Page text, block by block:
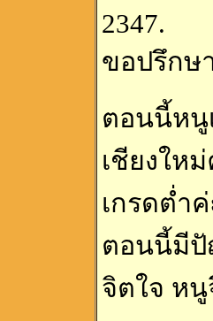
2347.
ขอปรึกษ
ตอนนี้หนู
เชียงให
เกรดต่ำค่
ตอนนี้มีปั
จิตใจ หนู